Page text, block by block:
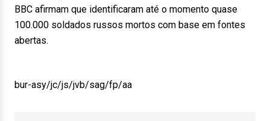
BBC afirmam que identificaram até o momento quase
100.000 soldados russos mortos com base em fontes
abertas.
bur-asy/jc/js/jvb/sag/fp/aa